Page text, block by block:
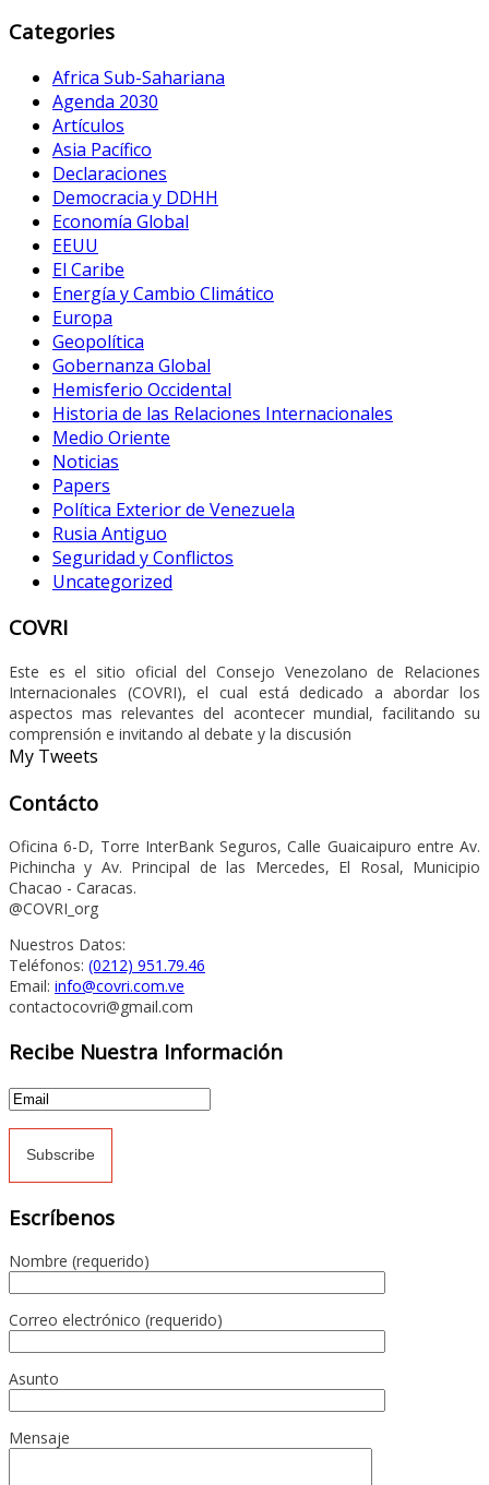
Categories
Africa Sub-Sahariana
Agenda 2030
Artículos
Asia Pacífico
Declaraciones
Democracia y DDHH
Economía Global
EEUU
El Caribe
Energía y Cambio Climático
Europa
Geopolítica
Gobernanza Global
Hemisferio Occidental
Historia de las Relaciones Internacionales
Medio Oriente
Noticias
Papers
Política Exterior de Venezuela
Rusia Antiguo
Seguridad y Conflictos
Uncategorized
COVRI
Este es el sitio oficial del Consejo Venezolano de Relaciones
Internacionales (COVRI), el cual está dedicado a abordar los
aspectos mas relevantes del acontecer mundial, facilitando su
comprensión e invitando al debate y la discusión
My Tweets
Contácto
Oficina 6-D, Torre InterBank Seguros, Calle Guaicaipuro entre Av.
Pichincha y Av. Principal de las Mercedes, El Rosal, Municipio
Chacao - Caracas.
@COVRI_org
Nuestros Datos:
Teléfonos: (0212) 951.79.46
Email: info@covri.com.ve
contactocovri@gmail.com
Recibe Nuestra Información
Escríbenos
Nombre (requerido)
Correo electrónico (requerido)
Asunto
Mensaje